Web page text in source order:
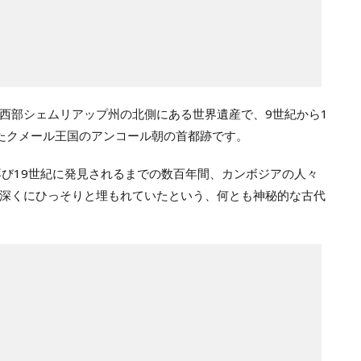
部シェムリアップ州の北側にある世界遺産で、9世紀から1
メール王国のアンコール朝の首都跡です。
19世紀に発見されるまでの数百年間、カンボジアの人々
くにひっそりと埋もれていたという、何とも神秘的な古代